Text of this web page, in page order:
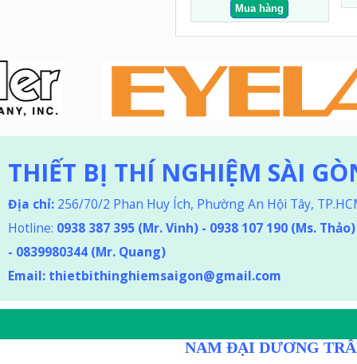
THIẾT BỊ THÍ NGHIỆM SÀI
Địa chỉ: 256/70/2 Phan Huy Ích, Phường An Hội Tây,
Hotline: 0938 387 395 (Mr. Vinh) - 0938 107 190 (Ms. Thảo)
- 0839980344 (Mr. Quang)
Email: thietbithinghiemsaigon@gmail.com
NAM ĐẠI DƯƠNG